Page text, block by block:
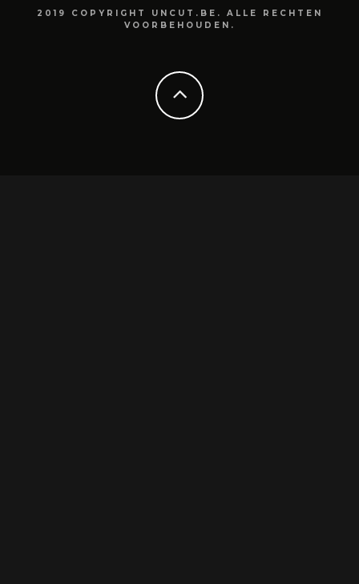
2019 COPYRIGHT UNCUT.BE. ALLE RECHTEN
VOORBEHOUDEN.